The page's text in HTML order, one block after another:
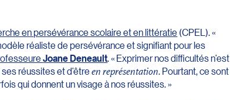
en persévérance scolaire et en littératie (CPEL). «
réaliste de persévérance et signifiant pour les
Joane Deneault. « Exprimer nos difficultés n’est
ses réussites et d’êtreen représentation. Pourtant, ce sont
qui donnent un visage à nos réussites. »